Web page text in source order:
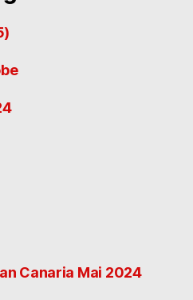
Canaria Mai 2024